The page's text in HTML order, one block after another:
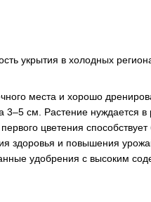
укрытия в холодных
места и хорошо
3–5 см. Растение нуждается
цветения
здоровья и повышения
удобрения с высоким